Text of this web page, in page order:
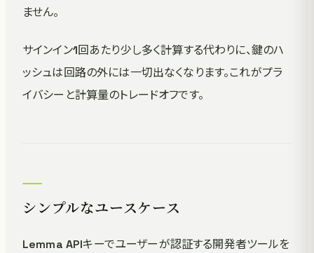
ません。
サインイン1回あたり少し多く計算する代わりに、鍵のハ
ッシュは回路の外には一切出なくなります。これがプラ
イバシーと計算量のトレードオフです。
シンプルなユースケース
Lemma APIキーでユーザーが認証する開発者ツールを